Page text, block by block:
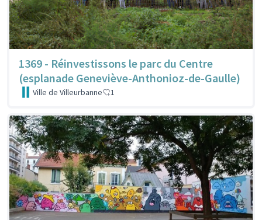
1369 - Réinvestissons le parc du Centre
(esplanade Geneviève-Anthonioz-de-Gaulle)
Ville de Villeurbanne 1